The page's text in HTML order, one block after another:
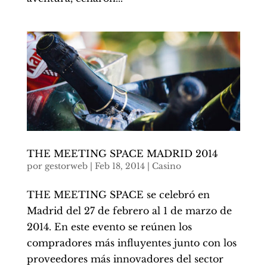
THE MEETING SPACE MADRID 2014
por gestorweb| Feb 18, 2014| Casino
THE MEETING SPACE se celebró en
Madrid del 27 de febrero al 1 de marzo de
2014. En este evento se reúnen los
compradores más influyentes junto con los
proveedores más innovadores del sector